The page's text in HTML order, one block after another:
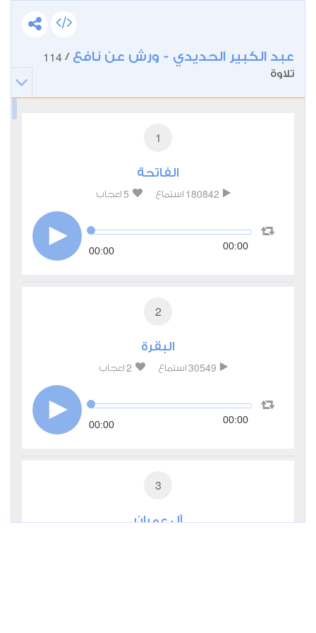
عبد الكبير الحديدي - ورش عن نافع /
114
تلاوة
1
الفاتحة
180842 استماع 5 اعجاب
00:00 00:00
2
البقرة
30549 استماع 2 اعجاب
00:00 00:00
3
آل عمران